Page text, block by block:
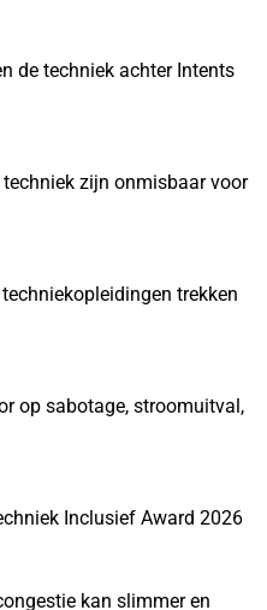
de techniek achter Intents
techniek zijn onmisbaar voor
trekken
op sabotage, stroomuitval,
Inclusief Award 2026
kan slimmer en